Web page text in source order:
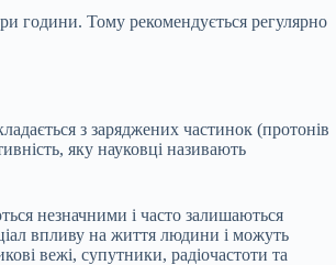
години. Тому рекомендується регулярно
з заряджених частинок (протонів
яку науковці називають
незначними і часто залишаються
впливу на життя людини і можуть
вежі, супутники, радіочастоти та